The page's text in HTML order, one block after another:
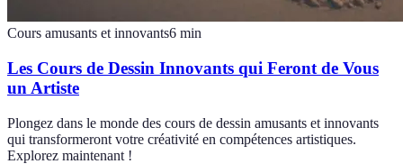
Cours amusants et innovants6 min
Les Cours de Dessin Innovants qui Feront de Vous
un Artiste
Plongez dans le monde des cours de dessin amusants et innovants
qui transformeront votre créativité en compétences artistiques.
Explorez maintenant !